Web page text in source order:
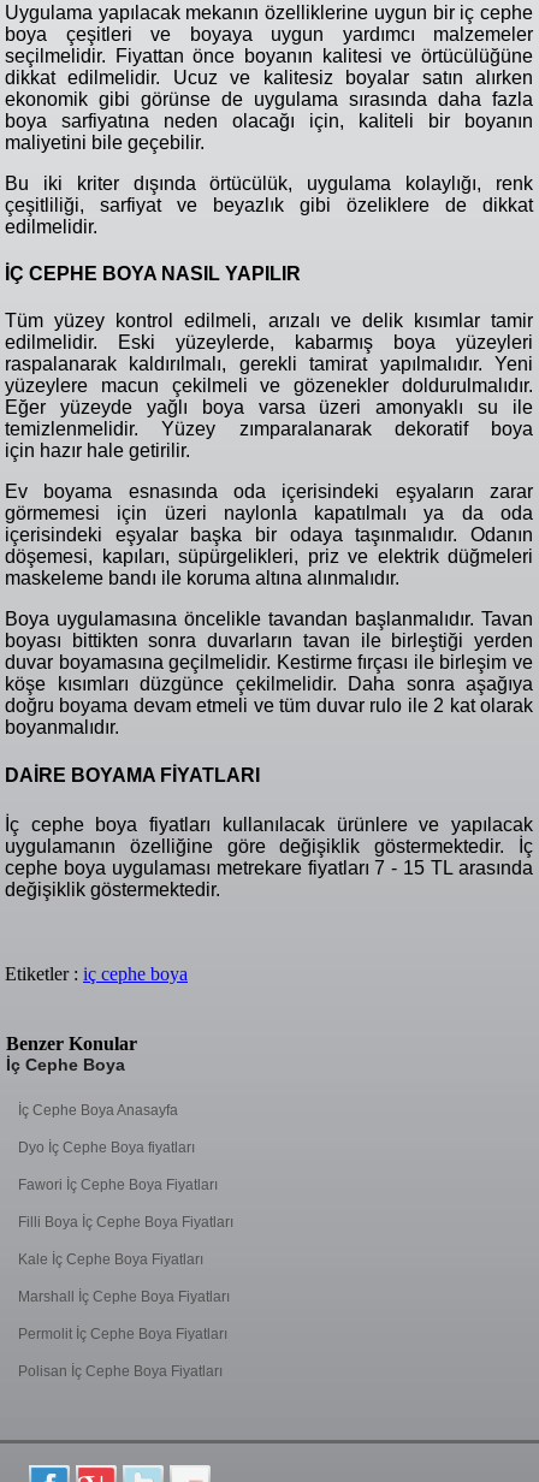
Uygulama yapılacak mekanın özelliklerine uygun bir iç cephe
boya çeşitleri ve boyaya uygun yardımcı malzemeler
seçilmelidir. Fiyattan önce boyanın kalitesi ve örtücülüğüne
dikkat edilmelidir. Ucuz ve kalitesiz boyalar satın alırken
ekonomik gibi görünse de uygulama sırasında daha fazla
boya sarfiyatına neden olacağı için, kaliteli bir boyanın
maliyetini bile geçebilir.
Bu iki kriter dışında örtücülük, uygulama kolaylığı, renk
çeşitliliği, sarfiyat ve beyazlık gibi özeliklere de dikkat
edilmelidir.
İÇ CEPHE BOYA NASIL YAPILIR
Tüm yüzey kontrol edilmeli, arızalı ve delik kısımlar tamir
edilmelidir. Eski yüzeylerde, kabarmış boya yüzeyleri
raspalanarak kaldırılmalı, gerekli tamirat yapılmalıdır. Yeni
yüzeylere macun çekilmeli ve gözenekler doldurulmalıdır.
Eğer yüzeyde yağlı boya varsa üzeri amonyaklı su ile
temizlenmelidir. Yüzey zımparalanarak dekoratif boya
için hazır hale getirilir.
Ev boyama esnasında oda içerisindeki eşyaların zarar
görmemesi için üzeri naylonla kapatılmalı ya da oda
içerisindeki eşyalar başka bir odaya taşınmalıdır. Odanın
döşemesi, kapıları, süpürgelikleri, priz ve elektrik düğmeleri
maskeleme bandı ile koruma altına alınmalıdır.
Boya uygulamasına öncelikle tavandan başlanmalıdır. Tavan
boyası bittikten sonra duvarların tavan ile birleştiği yerden
duvar boyamasına geçilmelidir. Kestirme fırçası ile birleşim ve
köşe kısımları düzgünce çekilmelidir. Daha sonra aşağıya
doğru boyama devam etmeli ve tüm duvar rulo ile 2 kat olarak
boyanmalıdır.
DAİRE BOYAMA FİYATLARI
İç cephe boya fiyatları kullanılacak ürünlere ve yapılacak
uygulamanın özelliğine göre değişiklik göstermektedir. İç
cephe boya uygulaması metrekare fiyatları 7 - 15 TL arasında
değişiklik göstermektedir.
Etiketler : iç cephe boya
Benzer Konular
İç Cephe Boya
İç Cephe Boya Anasayfa
Dyo İç Cephe Boya fiyatları
Fawori İç Cephe Boya Fiyatları
Filli Boya İç Cephe Boya Fiyatları
Kale İç Cephe Boya Fiyatları
Marshall İç Cephe Boya Fiyatları
Permolit İç Cephe Boya Fiyatları
Polisan İç Cephe Boya Fiyatları